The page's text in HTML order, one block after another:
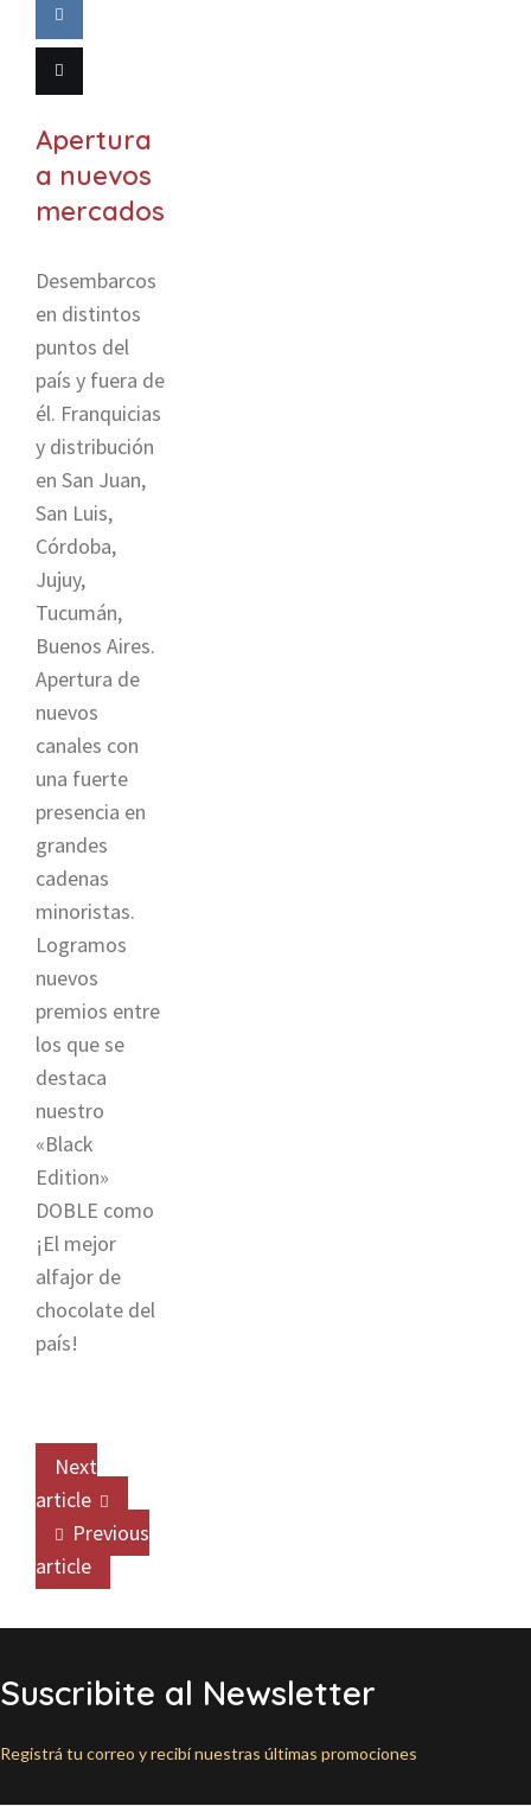
Tumblr
Pin this
Share
Apertura
a nuevos
mercados
Desembarcos
en distintos
puntos del
país y fuera de
él. Franquicias
y distribución
en San Juan,
San Luis,
Córdoba,
Jujuy,
Tucumán,
Buenos Aires.
Apertura de
nuevos
canales con
una fuerte
presencia en
grandes
cadenas
minoristas.
Logramos
nuevos
premios entre
los que se
destaca
nuestro
«Black
Edition»
DOBLE como
¡El mejor
alfajor de
chocolate del
país!
Next
article
Previous
article
Suscribite al Newsletter
Registrá tu correo y recibí nuestras últimas promociones